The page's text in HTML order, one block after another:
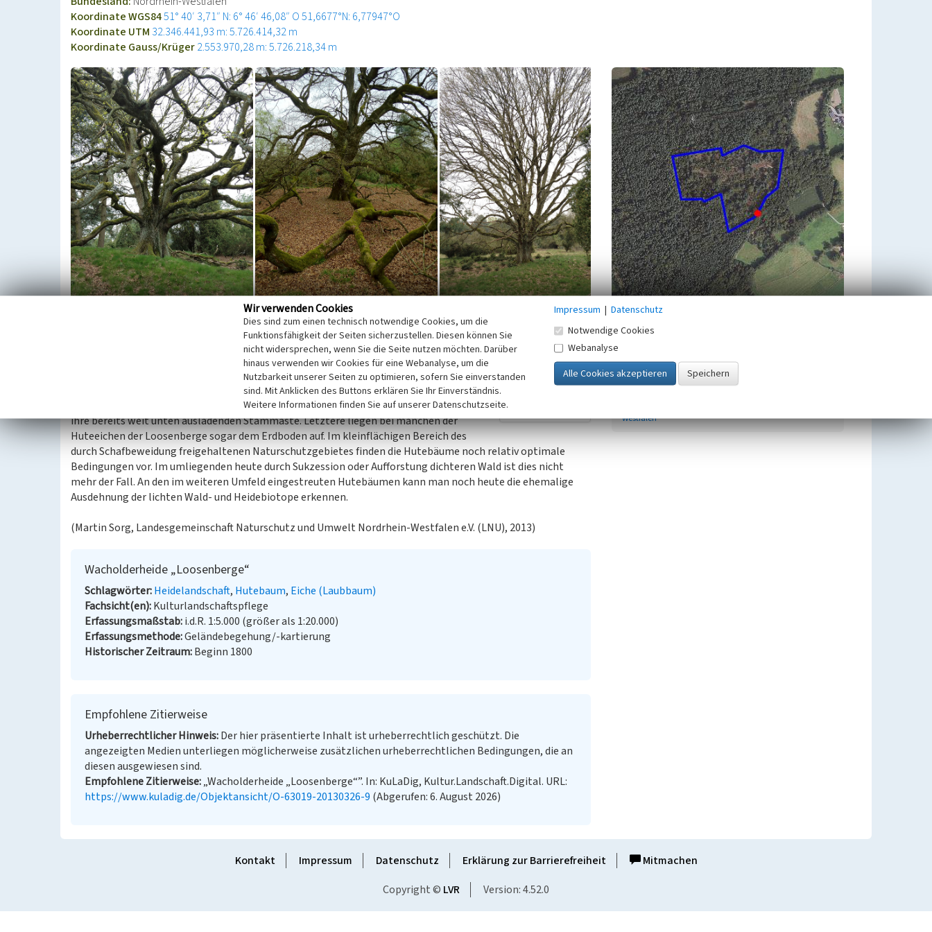
Koordinate WGS8451° 40′ 3,71″ N: 6° 46′ 46,08″ O51,6677°N: 6,77947°O
Koordinate UTM 32.346.441,93 m: 5.726.414,32 m
Koordinate Gauss/Krüger2.553.970,28 m: 5.726.218,34 m
Kooperationspartner
Die Wacholderheide der Loosenberge ist ein bedeutendes Naturschutzgebiet und eines
der letzten Vorkommen am Niederrhein mit alten Wacholderbeständen und mächtigen
Huteeichen. Diese Baumveteranen sind sowohl aus kulturhistorischer wie aus
ökologischer Sicht sehr wertvoll und schutzwürdig.
Besondere Kennzeichen der ohne Lichtkonkurrenz aufgewachsenen Hutebäume sind
ihre bereits weit unten ausladenden Stammäste. Letztere liegen bei manchen der
Huteeichen der Loosenberge sogar dem Erdboden auf. Im kleinflächigen Bereich des
durch Schafbeweidung freigehaltenen Naturschutzgebietes finden die Hutebäume noch relativ optimale
Bedingungen vor. Im umliegenden heute durch Sukzession oder Aufforstung dichteren Wald ist dies nicht
mehr der Fall. An den im weiteren Umfeld eingestreuten Hutebäumen kann man noch heute die ehemalige
Ausdehnung der lichten Wald- und Heidebiotope erkennen.
(Martin Sorg, Landesgemeinschaft Naturschutz und Umwelt Nordrhein-Westfalen e.V. (LNU), 2013)
Wacholderheide „Loosenberge“
Schlagwörter Heidelandschaft Hutebaum Eiche (Laubbaum)
Fachsicht(en) Kulturlandschaftspflege
Erfassungsmaßstab i.d.R. 1:5.000 (größer als 1:20.000)
Erfassungsmethode Geländebegehung/-kartierung
Historischer Zeitraum Beginn 1800
Empfohlene Zitierweise
Urheberrechtlicher Hinweis Der hier präsentierte Inhalt ist urheberrechtlich geschützt. Die
angezeigten Medien unterliegen möglicherweise zusätzlichen urheberrechtlichen Bedingungen, die an
diesen ausgewiesen sind.
Empfohlene Zitierweise „Wacholderheide „Loosenberge“”. In: KuLaDig, Kultur.Landschaft.Digital. URL:
https://www.kuladig.de/Objektansicht/O-63019-20130326-9 (Abgerufen: 6. August 2026)
Übergeordnetes Objekt
Naturschutzgebiet Loosen
Berge bei Schermbeck
Westfalen
Kontakt Impressum Datenschutz Erklärung zur Barrierefreiheit
Mitmachen
Copyright © LVR Version: 4.52.0
Wir verwenden Cookies
Dies sind zum einen technisch notwendige Cookies, um die
Funktionsfähigkeit der Seiten sicherzustellen. Diesen können Sie
nicht widersprechen, wenn Sie die Seite nutzen möchten. Darüber
hinaus verwenden wir Cookies für eine Webanalyse, um die
Nutzbarkeit unserer Seiten zu optimieren, sofern Sie einverstanden
sind. Mit Anklicken des Buttons erklären Sie Ihr Einverständnis.
Weitere Informationen finden Sie auf unserer Datenschutzseite.
Impressum | Datenschutz
Notwendige Cookies
Webanalyse